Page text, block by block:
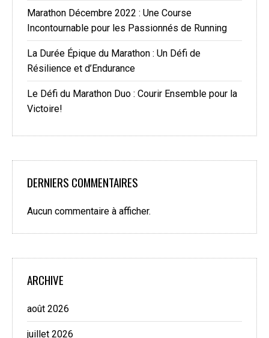
Marathon Décembre 2022 : Une Course
Incontournable pour les Passionnés de Running
La Durée Épique du Marathon : Un Défi de
Résilience et d’Endurance
Le Défi du Marathon Duo : Courir Ensemble pour la
Victoire!
DERNIERS COMMENTAIRES
Aucun commentaire à afficher.
ARCHIVE
août 2026
juillet 2026